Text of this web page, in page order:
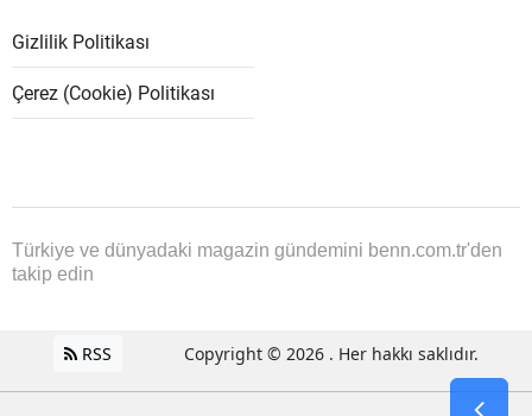
Gizlilik Politikası
Çerez (Cookie) Politikası
Türkiye ve dünyadaki magazin gündemini benn.com.tr'den
takip edin
RSS Copyright © 2026 . Her hakkı saklıdır.